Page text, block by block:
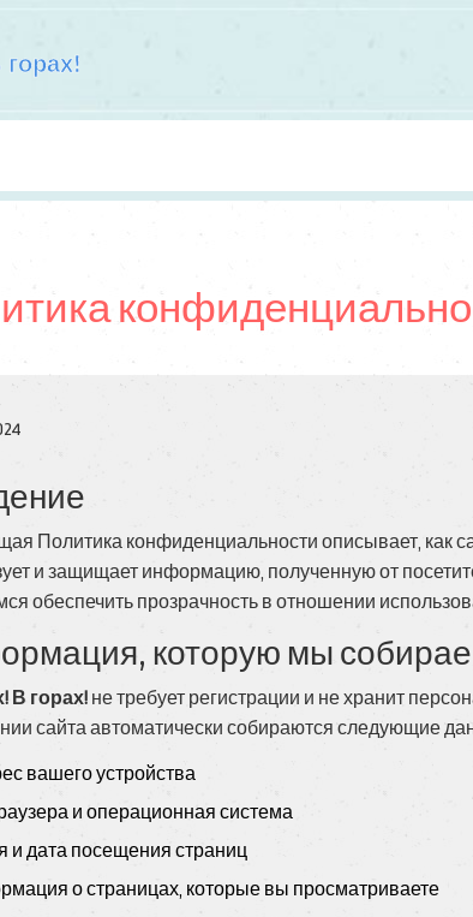
Политика конфиденциальности описывает, как
и защищает информацию, полученную от
обеспечить прозрачность в отношении
которую мы
В горах! не требует регистрации и не хранит
сайта автоматически собираются следующие
вашего устройства
и операционная система
и дата посещения страниц
о страницах, которые вы просматриваете